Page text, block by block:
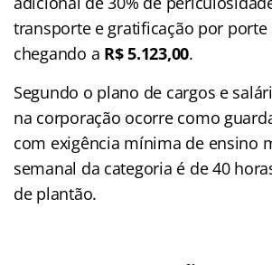
transporte e gratificação por porte
chegando a R$ 5.123,00.
Segundo o plano de cargos e
na corporação ocorre como
com exigência mínima de ensino
semanal da categoria é de 40
de plantão.